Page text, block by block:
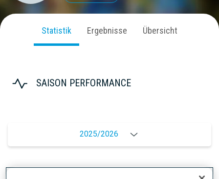
Statistik Ergebnisse Übersicht
SAISON PERFORMANCE
2025/2026